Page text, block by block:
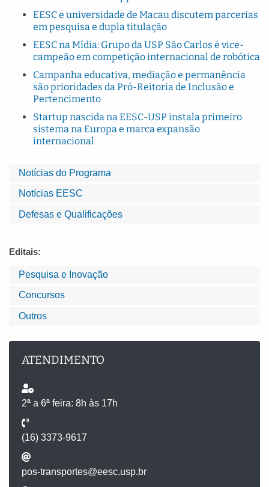
Notícias do Programa
Notícias EESC
Defesas e Qualificações
Editais:
Pesquisa e Inovação
Concursos
Outros
ATENDIMENTO
2ª a 6ª feira: 8h às 17h
(16) 3373-9617
pos-transportes@eesc.usp.br
EESC e universidade de Macau discutem parcerias
em pesquisa e dupla titulação
EESC na Mídia: Grupo da USP São Carlos é vice-
campeão em competição internacional de robótica
Campanha educativa, mediação e permanência
são prioridades da Pró-Reitoria de Inclusão e
Pertencimento
Startup nascida na EESC-USP instala primeiro
sistema na Europa e marca expansão
internacional